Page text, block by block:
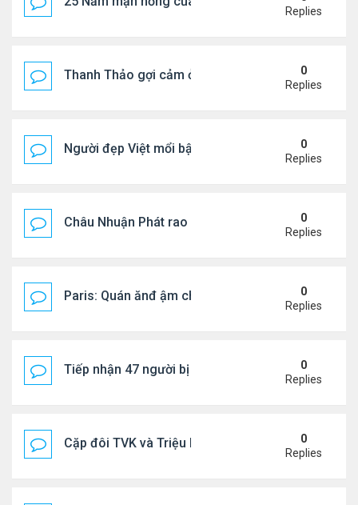
Replies
Thanh Thảo gợi cảm ở tuổi 49
0
Replies
Người đẹp Việt mổi bật giữa dàn sao châu Á
0
Replies
Châu Nhuận Phát rao bán tài sản
0
Replies
Paris: Quán ănđ ậm chất Việt đông kín khách chờ
0
Replies
Tiếp nhận 47 người bị Mỹ trục xuất, Công an
0
Replies
Cặp đôi TVK và Triệu Mẫn được yêu thích nhất
0
Replies